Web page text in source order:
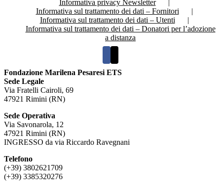
Informativa privacy Newsletter
Informativa sul trattamento dei dati – Fornitori
Informativa sul trattamento dei dati – Utenti
Informativa sul trattamento dei dati – Donatori per l’adozione
a distanza
Fondazione Marilena Pesaresi ETS
Sede Legale
Via Fratelli Cairoli, 69
47921 Rimini (RN)
Sede Operativa
Via Savonarola, 12
47921 Rimini (RN)
INGRESSO da via Riccardo Ravegnani
Telefono
(+39) 3802621709
(+39) 3385320276